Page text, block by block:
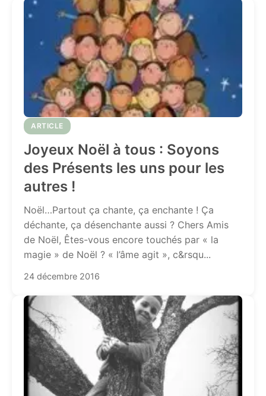
ARTICLE
Joyeux Noël à tous : Soyons
des Présents les uns pour les
autres !
Noël…Partout ça chante, ça enchante ! Ça
déchante, ça désenchante aussi ? Chers Amis
de Noël, Êtes-vous encore touchés par « la
magie » de Noël ? « l’âme agit », c&rsqu...
24 décembre 2016